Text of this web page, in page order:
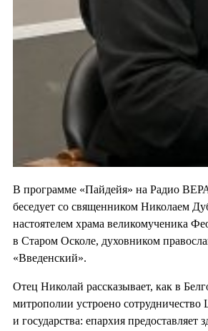
В программе «Пайдейя» на Радио
беседует со священником Николаем
настоятелем храма великомученика
в Старом Осколе, духовником
«Введенский».
Отец Николай рассказывает, как в
митрополии устроено сотрудничество
и государства: епархия предоставляет